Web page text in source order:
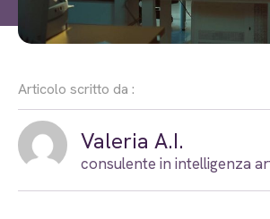
Articolo scritto da :
Valeria A.I.
consulente in intelligenza